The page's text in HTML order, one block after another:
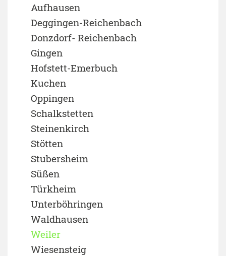
Aufhausen
Deggingen-Reichenbach
Donzdorf- Reichenbach
Gingen
Hofstett-Emerbuch
Kuchen
Oppingen
Schalkstetten
Steinenkirch
Stötten
Stubersheim
Süßen
Türkheim
Unterböhringen
Waldhausen
Weiler
Wiesensteig